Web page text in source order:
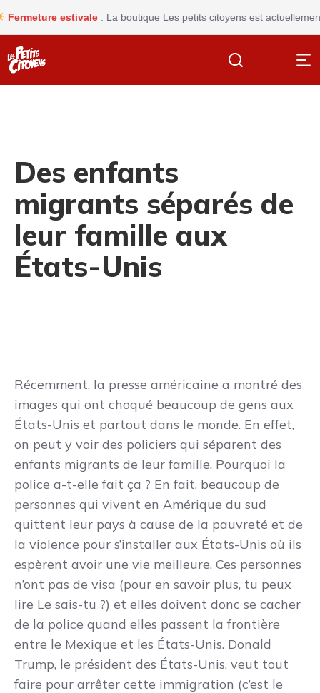
estivale: La boutique Les petits citoyens est actuellement
Des enfants
migrants séparés de
leur famille aux
États-Unis
Récemment, la presse américaine a montré des
images qui ont choqué beaucoup de gens aux
États-Unis et partout dans le monde. En effet,
on peut y voir des policiers qui séparent des
enfants migrants de leur famille. Pourquoi la
police a-t-elle fait ça ? En fait, beaucoup de
personnes qui vivent en Amérique du sud
quittent leur pays à cause de la pauvreté et de
la violence pour s’installer aux États-Unis où ils
espèrent avoir une vie meilleure. Ces personnes
n’ont pas de visa (pour en savoir plus, tu peux
lire Le sais-tu ?) et elles doivent donc se cacher
de la police quand elles passent la frontière
entre le Mexique et les États-Unis. Donald
Trump, le président des États-Unis, veut tout
faire pour arrêter cette immigration (c’est le